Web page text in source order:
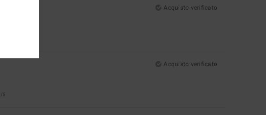
Acquisto verificato
Acquisto verificato
/5